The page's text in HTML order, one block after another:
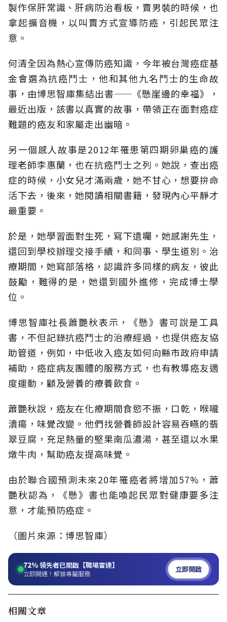
製作保肝常識、肝病防治看板，賣男裝的時候，也
拿起擴音機，以叫賣方式宣導防癌，引起民眾注
意。
何清全因為熱心宣傳防癌知識，今年被台灣癌症基
金會選為抗癌鬥士，他和其他九名鬥士的生命故
事，由博思智庫集結出書——《懸崖邊的幸福》，
最近出版，該書以真實的故事，帶領正在面對癌症
難題的癌友和家屬走出幽暗。
另一個感人故事是2012年罹患第四期卵巢癌的護
理老師李惠蘭，也在抗癌鬥士之列。她說，查出癌
症的時候，小女兒才滿兩歲，她不甘心，想要拚命
活下去，後來，她閱讀相關書籍，發現內心平靜才
最重要。
於是，她學習面對生死，寫下遺囑，她感謝先生，
還回到學校辦理交接手續，和同事、學生道別。治
療期間，她寫部落格，認識許多同樣的病友，彼此
鼓勵，難得的是，她還到國外進修，完成博士學
位。
博思智庫社長蕭艷秋表示，《懸》書可說是工具
書，不但記錄抗癌鬥士的治療經過，也提供癌友協
助管道，例如，中低收入癌友如何向縣市政府申請
補助，癌症病友團體的服務方式，也有教導癌友適
度運動，顧及營養的療養飲食。
蕭艷秋說，癌友在化療期間食慾不振，口乾，喉嚨
潰瘍，味覺改變。他們找營養師設計容易吞嚥的翡
翠豆腐，充足熱量的堅果南瓜濃湯，甚至還以水果
燉牛肉，幫助癌友提高味覺。
由於聯合國預測未來20年罹癌者將增加57%，蕭
艷秋認為，《懸》書也能喚起民眾對健康要多注
意，才能預防癌症。
（圖片來源：博思智庫）
72%領先者已開啟【職場雷達】
立即開通！解鎖專屬服務 立即開啟
相關文章